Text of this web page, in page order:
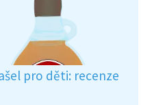
pro děti: recenze